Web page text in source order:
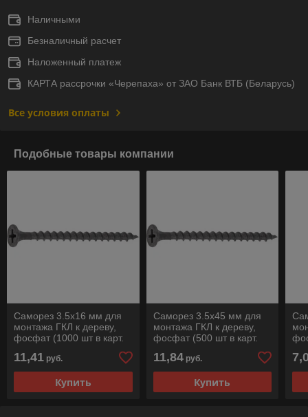
Наличными
Безналичный расчет
Наложенный платеж
КАРТА рассрочки «Черепаха» от ЗАО Банк ВТБ (Беларусь)
Все условия оплаты
Подобные товары компании
Саморез 3.5х16 мм для
монтажа ГКЛ к дереву,
фосфат (1000 шт в карт.
11,41 руб.
Купить
Саморез 3.5х45 мм для
монтажа ГКЛ к дереву,
фосфат (500 шт в карт.
11,84руб.
Купить